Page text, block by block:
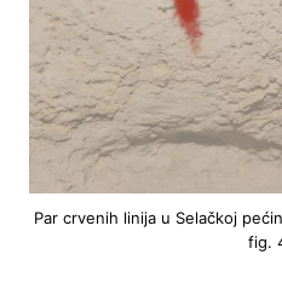
Par crvenih linija u Selačkoj
fig.